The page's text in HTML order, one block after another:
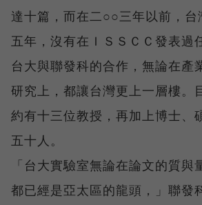
達十篇，而在二○○三年以前，台
五年，沒有在ＩＳＳＣＣ發表過
台大與聯發科的合作，無論在產
研究上，都讓台灣更上一層樓。
約有十三位教授，再加上博士、
五十人。
「台大實驗室無論在論文的質與
都已經是亞太區的龍頭，」聯發